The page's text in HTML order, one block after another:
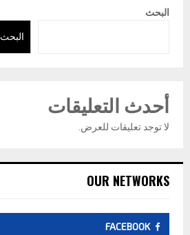
البحث
البحث
أحدث التعليقات
لا توجد تعليقات للعرض.
OUR NETWORKS
FACEBOOK